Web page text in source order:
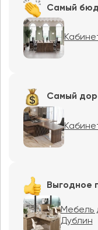
Самый
Самый
Выгодное
Мебель
Дублин